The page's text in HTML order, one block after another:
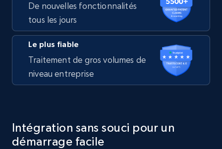
De nouvelles fonctionnalités
tous les jours
Le plus fiable
Traitement de gros volumes de
niveau entreprise
Intégration sans souci pour un
démarrage facile